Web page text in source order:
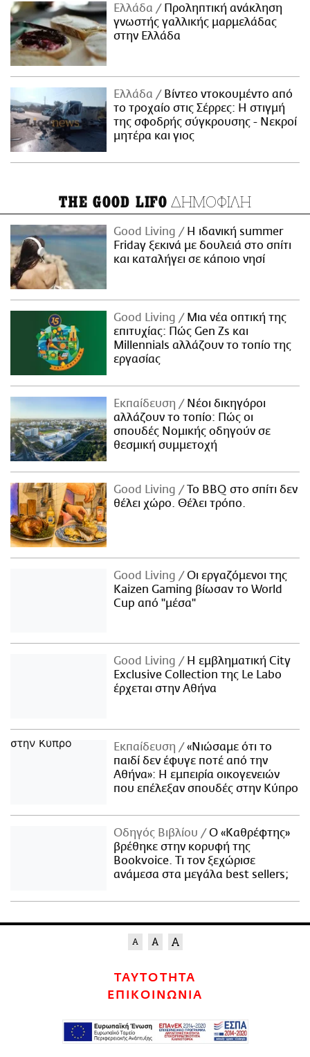
Ελλάδα
Προληπτική ανάκληση
γνωστής γαλλικής μαρμελάδας
στην Ελλάδα
Ελλάδα
Βίντεο ντοκουμέντο από
το τροχαίο στις Σέρρες: Η στιγμή
της σφοδρής σύγκρουσης - Νεκροί
μητέρα και γιος
THE GOOD LIFO ΔΗΜΟΦΙΛΗ
Good Living
Η ιδανική summer
Friday ξεκινά με δουλειά στο σπίτι
και καταλήγει σε κάποιο νησί
Good Living
Μια νέα οπτική της
επιτυχίας: Πώς Gen Zs και
Millennials αλλάζουν το τοπίο της
εργασίας
Εκπαίδευση
Νέοι δικηγόροι
αλλάζουν το τοπίο: Πώς οι
σπουδές Νομικής οδηγούν σε
θεσμική συμμετοχή
Good Living
Το BBQ στο σπίτι δεν
θέλει χώρο. Θέλει τρόπο.
Good Living
Οι εργαζόμενοι της
Kaizen Gaming βίωσαν το World
Cup από "μέσα"
Good Living
Η εμβληματική City
Exclusive Collection της Le Labo
έρχεται στην Αθήνα
Εκπαίδευση
«Νιώσαμε ότι το
παιδί δεν έφυγε ποτέ από την
Αθήνα»: Η εμπειρία οικογενειών
που επέλεξαν σπουδές στην Κύπρο
Οδηγός Βιβλίου
Ο «Καθρέφτης»
βρέθηκε στην κορυφή της
Bookvoice. Τι τον ξεχώρισε
ανάμεσα στα μεγάλα best sellers;
ΤΑΥΤΟΤΗΤΑ
ΕΠΙΚΟΙΝΩΝΙΑ